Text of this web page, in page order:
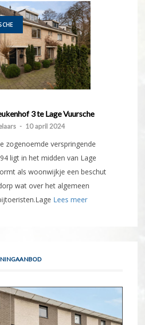
3 te Lage Vuursche
- 10 april 2024
zogenoemde verspringende
ligt in het midden van Lage
als woonwijkje een beschut
wat over het algemeen
Lees meer